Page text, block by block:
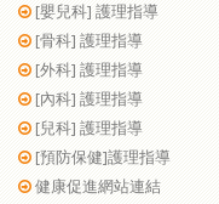
[嬰兒科] 護理指導
[骨科] 護理指導
[外科] 護理指導
[內科] 護理指導
[兒科] 護理指導
[預防保健]護理指導
健康促進網站連結